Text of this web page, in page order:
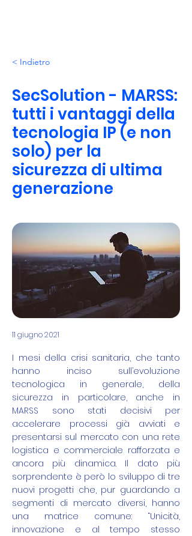
< Indietro
SecSolution - MARSS:
tutti i vantaggi della
tecnologia IP (e non
solo) per la
sicurezza di ultima
generazione
11 giugno 2021
I mesi della crisi sanitaria, che tanto
hanno inciso sull’evoluzione
tecnologica in generale, della
sicurezza in particolare, anche in
MARSS sono stati decisivi per
accelerare processi già avviati e
presentarsi sul mercato con una rete
logistica e commerciale rafforzata e
ancora più dinamica. Il dato più
sorprendente è però lo sviluppo di tre
nuovi progetti che, pur guardando a
segmenti di mercato diversi, hanno
una matrice comune: “Unicità,
innovazione e al tempo stesso